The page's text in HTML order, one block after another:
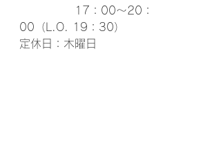
17：00～20：
00（L.O. 19：30）
定休日：木曜日